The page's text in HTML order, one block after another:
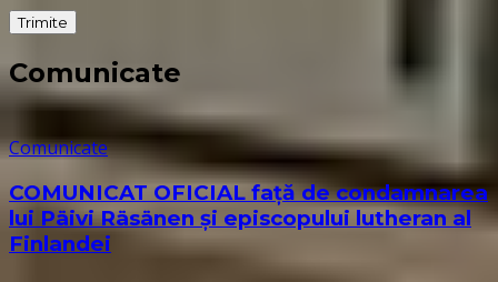
Comunicate
Comunicate
COMUNICAT OFICIAL față de condamnarea
lui Päivi Räsänen și episcopului lutheran al
Finlandei